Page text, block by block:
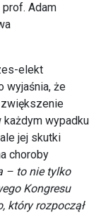
Adam
elekt
wyjaśnia, że
zwiększenie
wypadku
jej skutki
choroby
– to nie tylko
Kongresu
który rozpoczął